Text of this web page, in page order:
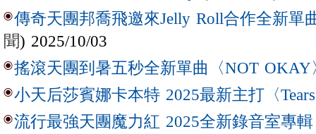
傳奇天團邦喬飛邀來Jelly Roll合作全新單
聞) 2025/10/03
搖滾天團到暑五秒全新單曲〈NOT OKAY
小天后莎賓娜卡本特 2025最新主打〈
流行最強天團魔力紅 2025全新錄音室專